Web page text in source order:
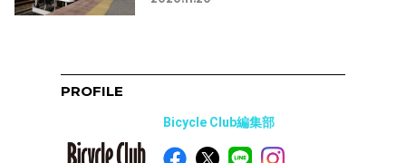
PROFILE
Bicycle Club編集部